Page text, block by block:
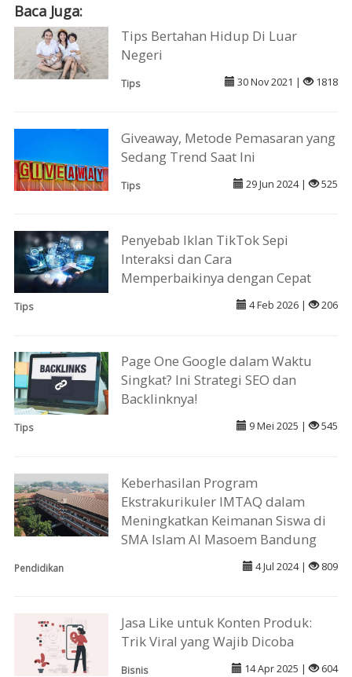
Baca Juga:
Tips Bertahan Hidup Di Luar
Negeri
Tips 30 Nov 2021 | 1818
Giveaway, Metode Pemasaran yang
Sedang Trend Saat Ini
Tips 29 Jun 2024 | 525
Penyebab Iklan TikTok Sepi
Interaksi dan Cara
Memperbaikinya dengan Cepat
Tips 4 Feb 2026 | 206
Page One Google dalam Waktu
Singkat? Ini Strategi SEO dan
Backlinknya!
Tips 9 Mei 2025 | 545
Keberhasilan Program
Ekstrakurikuler IMTAQ dalam
Meningkatkan Keimanan Siswa di
SMA Islam Al Masoem Bandung
Pendidikan 4 Jul 2024 | 809
Jasa Like untuk Konten Produk:
Trik Viral yang Wajib Dicoba
Bisnis 14 Apr 2025 | 604